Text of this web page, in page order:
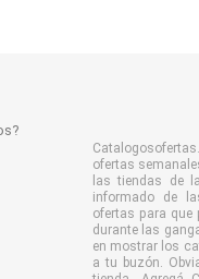
ofertas
las tiendas de
informado de
ofertas para que
durante las
en mostrar los
a tu buzón.